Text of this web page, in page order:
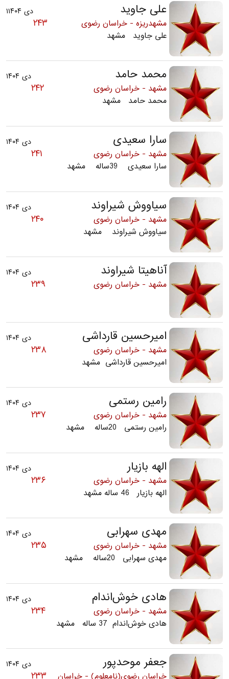
دی ۱۱۴۰۴ علی جاوید
۲۴۳
مشهدریزه - خراسان رضوی
علی جاوید مشهد
دی ۱۴۰۴ محمد حامد
۲۴۲
مشهد - خراسان رضوی
محمد حامد مشهد
دی ۱۴۰۴ سارا سعیدی
۲۴۱
مشهد - خراسان رضوی
سارا سعیدی 39ساله مشهد
دی ۱۴۰۴ سیاووش شیراوند
۲۴۰
مشهد - خراسان رضوی
سیاووش شیراوند مشهد
دی ۱۴۰۴ آناهیتا شیراوند
۲۳۹ مشهد - خراسان رضوی
دی ۱۴۰۴ امیرحسین قارداشی
۲۳۸
مشهد - خراسان رضوی
امیرحسین قارداشی مشهد
دی ۱۴۰۴ رامین رستمی
۲۳۷
مشهد - خراسان رضوی
رامین رستمی 20ساله مشهد
دی ۱۴۰۴ الهه بازیار
۲۳۶
مشهد - خراسان رضوی
الهه بازیار 46 ساله مشهد
دی ۱۴۰۴ مهدی سهرابی
۲۳۵
مشهد - خراسان رضوی
مهدی سهرابی 20ساله مشهد
دی ۱۴۰۴ هادی خوش‌اندام
۲۳۴
مشهد - خراسان رضوی
هادی خوش‌اندام 37 ساله مشهد
دی ۱۴۰۴ جعفر موحدپور